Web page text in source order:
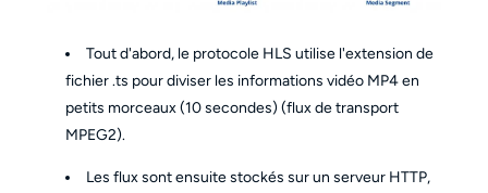
Tout d'abord, le protocole HLS utilise l'extension de
fichier .ts pour diviser les informations vidéo MP4 en
petits morceaux (10 secondes) (flux de transport
MPEG2).
Les flux sont ensuite stockés sur un serveur HTTP,